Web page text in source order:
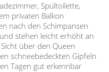
Spültoilette,
privaten Balkon
nach den Schimpansen
stehen leicht erhöht an
über den Queen
schneebedeckten Gipfeln
Tagen gut erkennbar